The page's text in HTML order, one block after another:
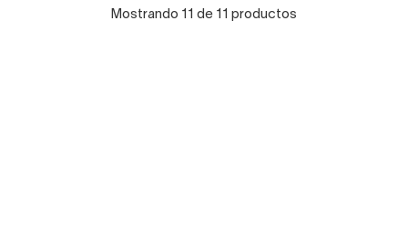
Mostrando 11 de 11 productos